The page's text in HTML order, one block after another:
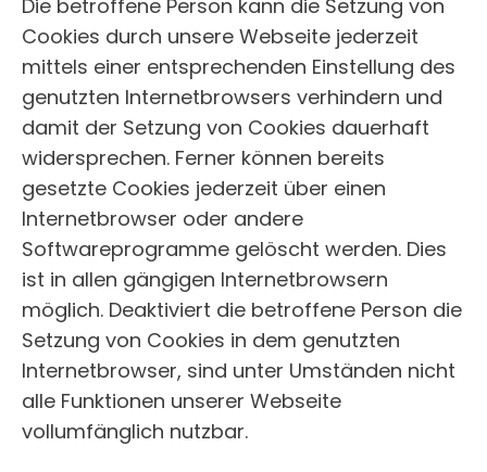
Die betroffene Person kann die Setzung von
Cookies durch unsere Webseite jederzeit
mittels einer entsprechenden Einstellung des
genutzten Internetbrowsers verhindern und
damit der Setzung von Cookies dauerhaft
widersprechen. Ferner können bereits
gesetzte Cookies jederzeit über einen
Internetbrowser oder andere
Softwareprogramme gelöscht werden. Dies
ist in allen gängigen Internetbrowsern
möglich. Deaktiviert die betroffene Person die
Setzung von Cookies in dem genutzten
Internetbrowser, sind unter Umständen nicht
alle Funktionen unserer Webseite
vollumfänglich nutzbar.